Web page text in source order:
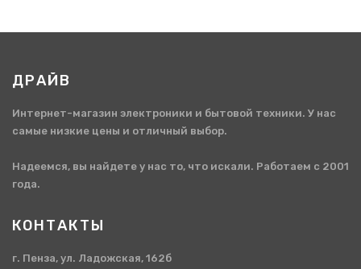
ДРАЙВ
Интернет-магазин электроники и бытовой техники. У нас
самые низкие цены и отличный выбор.
Надеемся, вы найдете у нас то, что искали. Работаем с 2001
года.
КОНТАКТЫ
г. Пенза, ул. Ладожская, 162б